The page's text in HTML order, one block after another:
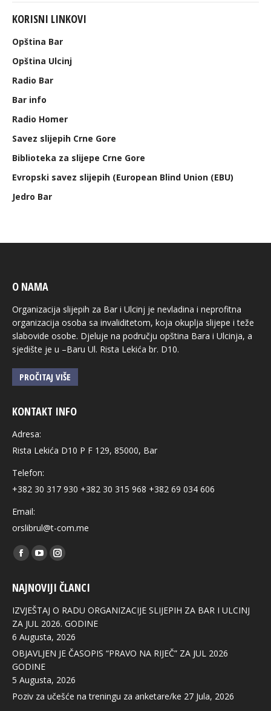
KORISNI LINKOVI
Opština Bar
Opština Ulcinj
Radio Bar
Bar info
Radio Homer
Savez slijepih Crne Gore
Biblioteka za slijepe Crne Gore
Evropski savez slijepih (European Blind Union (EBU)
Jedro Bar
O NAMA
Organizacija slijepih za Bar i Ulcinj je nevladina i neprofitna
organizacija osoba sa invaliditetom, koja okuplja slijepe i teže
slabovide osobe. Djeluje na području opština Bara i Ulcinja, a
sjedište je u –Baru Ul. Rista Lekića br. D10.
PROČITAJ VIŠE
KONTAKT INFO
Adresa:
Rista Lekića D10 P F 129, 85000, Bar
Telefon:
+382 30 317 930 +382 30 315 968 +382 69 034 606
Email:
orslibrul@t-com.me
Find us on:
Facebook
opens
in
new
window
YouTube
opens
in
new
window
Instagram
opens
in
new
window
NAJNOVIJI ČLANCI
IZVJEŠTAJ O RADU ORGANIZACIJE SLIJEPIH ZA BAR I ULCINJ
ZA JUL 2026. GODINE
6 Augusta, 2026
OBJAVLJEN JE ČASOPIS “PRAVO NA RIJEČ” ZA JUL 2026
GODINE
5 Augusta, 2026
Poziv za učešće na treningu za anketare/ke 27 Jula, 2026